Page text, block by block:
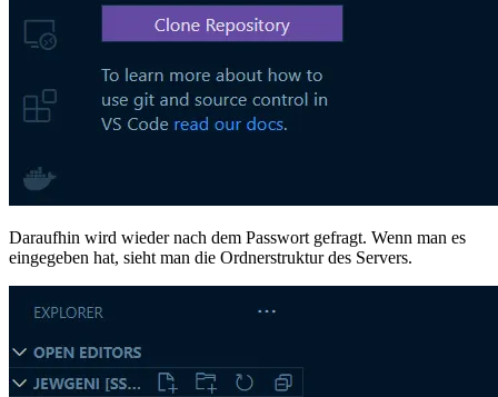
Daraufhin wird wieder nach dem Passwort gefragt. Wenn man es
eingegeben hat, sieht man die Ordnerstruktur des Servers.